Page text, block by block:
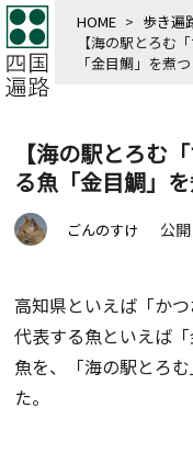
HOME > 歩き遍
【海の駅とろむ
「金目鯛」を煮
【海の駅とろむ
る魚「金目鯛」
ごんのすけ 公
高知県といえば「か
代表する魚といえば
魚を、「海の駅とろ
た。